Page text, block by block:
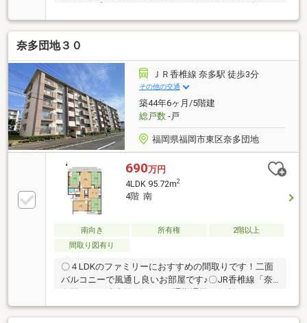
時点空き無）◆電力一括受電:ビビック電力（契約期間
10年）◆楽器演奏可能（午前10時～午後8時まで）◆
ペット飼育可能（別途制限あり）◆駐車場:空き要確認
奈多団地３０
ＪＲ香椎線 奈多駅 徒歩3分
その他の交通
築44年6ヶ月/5階建
総戸数-戸
福岡県福岡市東区奈多団地
690万円
4LDK 95.72m2
4階 南
南向き 所有権
2階以上
間取り図有り
〇４LDKのファミリーにおすすめの間取りです！二面
バルコニーで風通し良いお部屋です♪〇JR香椎線「奈
〇奈多幼稚園まで徒歩約6分！奈多小学校まで徒歩約5
分！子育てしやすい環境が整っています。〇団地内に